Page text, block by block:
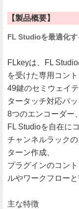
【製品概要】
FL Studioを最適化
FLkeyは、FL
を受けた専用コント
49鍵のセミウェイ
タータッチ対応パッ
8つのエンコーダー
FL Studioを自在に
チャンネルラック
ターン作成、
プラグインのコン
ルやワークフロー
主な特徴